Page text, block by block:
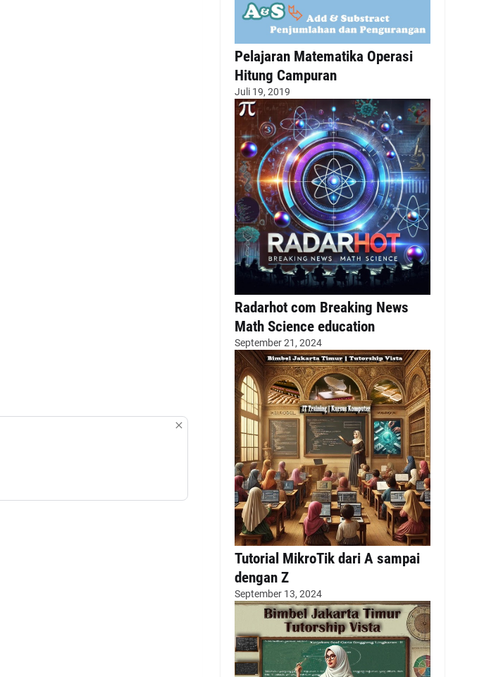
Pelajaran Matematika Operasi
Hitung Campuran
Juli 19, 2019
Radarhot com Breaking News
Math Science education
September 21, 2024
Tutorial MikroTik dari A sampai
dengan Z
September 13, 2024